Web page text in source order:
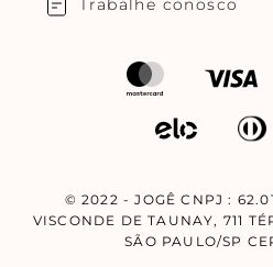
© 2022 - JOGÊ CNPJ :
VISCONDE DE TAUNAY, 711
SÃO PAULO/SP